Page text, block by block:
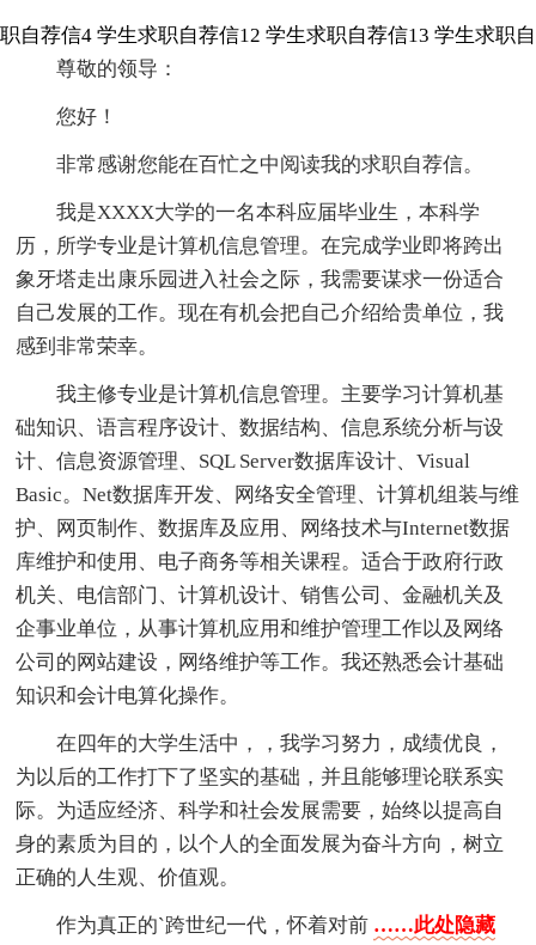
职自荐信4
尊敬的领导：
您好！
非常感谢您能在百忙之中阅读我的求职自荐信。
我是XXXX大学的一名本科应届毕业生，本科学
历，所学专业是计算机信息管理。在完成学业即将跨出
象牙塔走出康乐园进入社会之际，我需要谋求一份适合
自己发展的工作。现在有机会把自己介绍给贵单位，我
感到非常荣幸。
我主修专业是计算机信息管理。主要学习计算机基
础知识、语言程序设计、数据结构、信息系统分析与设
计、信息资源管理、SQL Server数据库设计、Visual
Basic。Net数据库开发、网络安全管理、计算机组装与维
护、网页制作、数据库及应用、网络技术与Internet数据
库维护和使用、电子商务等相关课程。适合于政府行政
机关、电信部门、计算机设计、销售公司、金融机关及
企事业单位，从事计算机应用和维护管理工作以及网络
公司的网站建设，网络维护等工作。我还熟悉会计基础
知识和会计电算化操作。
在四年的大学生活中，，我学习努力，成绩优良，
为以后的工作打下了坚实的基础，并且能够理论联系实
际。为适应经济、科学和社会发展需要，始终以提高自
身的素质为目的，以个人的全面发展为奋斗方向，树立
正确的人生观、价值观。
作为真正的`跨世纪一代，怀着对前 ……此处隐藏
学生求职自荐信12 学生求职自荐信13 学生求职自